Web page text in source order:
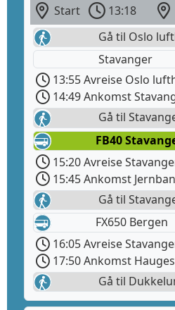
Start 13:18
Gå til Oslo
Stavanger
13:55 Avreise Oslo
14:49 Ankomst
Gå til
FB40
15:20 Avreise
15:45 Ankomst
Gå til
FX650 Bergen
16:05 Avreise
17:50 Ankomst
Gå til